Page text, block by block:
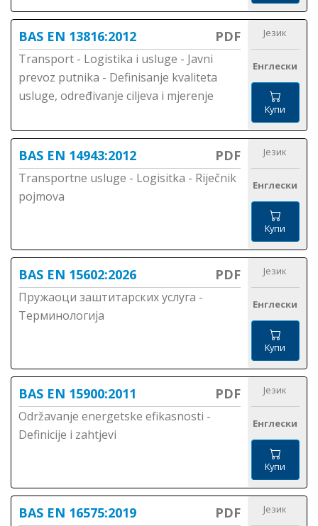
BAS EN 13816:2012 PDF
Transport - Logistika i usluge - Javni
prevoz putnika - Definisanje kvaliteta
usluge, određivanje ciljeva i mjerenje
Језик
Енглески
Купи
BAS EN 14943:2012 PDF
Transportne usluge - Logisitka - Riječnik
pojmova
Језик
Енглески
Купи
BAS EN 15602:2026 PDF
Пружаоци заштитарских услуга -
Терминологија
Језик
Енглески
Купи
BAS EN 15900:2011 PDF
Održavanje energetske efikasnosti -
Definicije i zahtjevi
Језик
Енглески
Купи
BAS EN 16575:2019 PDF Језик